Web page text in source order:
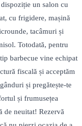
un salon cu
cu frigidere, mașină
tacâmuri și
Totodată, pentru
barbecue vine echipat
fiscală și acceptăm
și pregătește-te
și frumusețea
de neuitat! Rezervă